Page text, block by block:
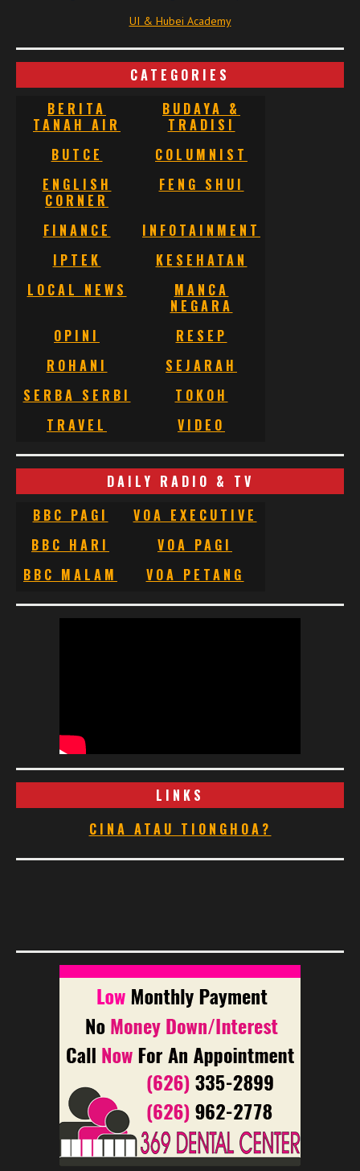
UI & Hubei Academy
CATEGORIES
BERITA
TANAH AIR
BUDAYA &
TRADISI
BUTCE
COLUMNIST
ENGLISH
CORNER
FENG SHUI
FINANCE
INFOTAINMENT
IPTEK
KESEHATAN
LOCAL NEWS
MANCA
NEGARA
OPINI
RESEP
ROHANI
SEJARAH
SERBA SERBI
TOKOH
TRAVEL
VIDEO
DAILY RADIO & TV
BBC PAGI
VOA EXECUTIVE
BBC HARI
VOA PAGI
BBC MALAM
VOA PETANG
LINKS
CINA ATAU TIONGHOA?